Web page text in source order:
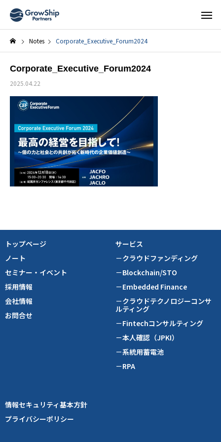
Notes Corporate_Executive_Forum2024
Corporate_Executive_Forum2024
2025.04.22
トップページ
ノート
セミナー・イベント
採用情報
会社情報
お問合せ
サービス
－クラウドファンディング
－Blockchain/STO
－Embedded Finance
－クラウドテクノロジーコンサ
ルティング
－Fintechコンサルティング
－本人確認（JPKI）
－系統用蓄電池
－RPA
情報セキュリティ基本方針
プライバシーポリシー